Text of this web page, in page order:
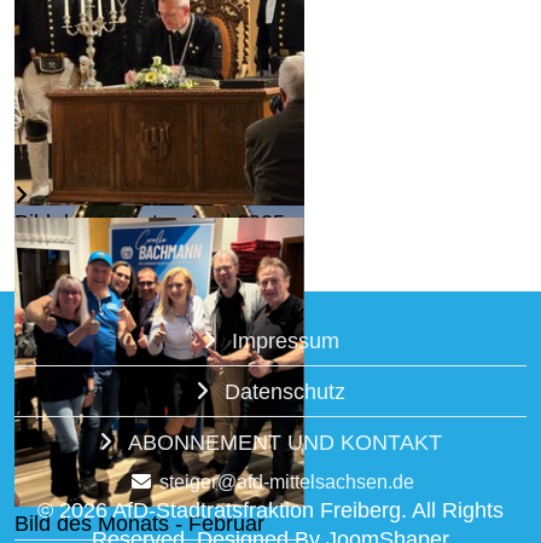
Skandalokratie: Sven Krüger
in St. Petersburg ...
Weiterlesen...
Bild des Monats - April 2025
Weiterlesen...
Bild des Monats - Februar
Impressum
Datenschutz
ABONNEMENT UND KONTAKT
steiger@afd-mittelsachsen.de
© 2026 AfD-Stadtratsfraktion Freiberg. All Rights